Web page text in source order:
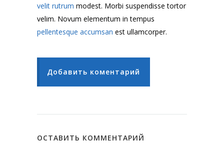
velit rutrum modest. Morbi suspendisse tortor
velim. Novum elementum in tempus
pellentesque accumsan est ullamcorper.
Добавить коментарий
ОСТАВИТЬ КОММЕНТАРИЙ